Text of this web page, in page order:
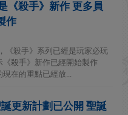
《殺手》新作 更多員
作
《殺手》系列已經是玩家必玩
《殺手》新作已經開始製作
在的重點已經放...
誕更新計劃已公開 聖誕